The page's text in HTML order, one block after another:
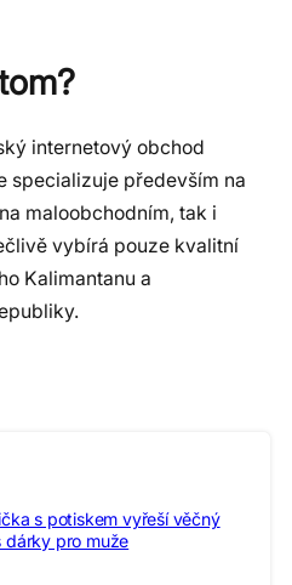
internetový obchod
specializuje především na
maloobchodním, tak i
vybírá pouze kvalitní
Kalimantanu a
s potiskem vyřeší věčný
dárky pro muže